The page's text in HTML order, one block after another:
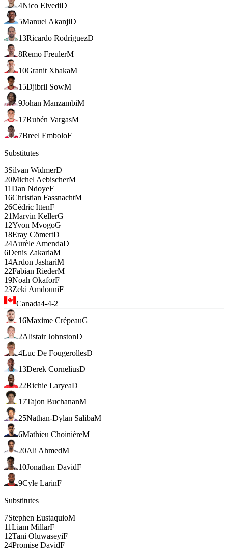
4Nico ElvediD
5Manuel AkanjiD
13Ricardo RodríguezD
8Remo FreulerM
10Granit XhakaM
15Djibril SowM
9Johan ManzambiM
17Rubén VargasM
7Breel EmboloF
Substitutes
3Silvan WidmerD
20Michel AebischerM
11Dan NdoyeF
16Christian FassnachtM
26Cédric IttenF
21Marvin KellerG
12Yvon MvogoG
18Eray CömertD
24Aurèle AmendaD
6Denis ZakariaM
14Ardon JashariM
22Fabian RiederM
19Noah OkaforF
23Zeki AmdouniF
Canada4-4-2
16Maxime CrépeauG
2Alistair JohnstonD
4Luc De FougerollesD
13Derek CorneliusD
22Richie LaryeaD
17Tajon BuchananM
25Nathan-Dylan SalibaM
6Mathieu ChoinièreM
20Ali AhmedM
10Jonathan DavidF
9Cyle LarinF
Substitutes
7Stephen EustaquioM
11Liam MillarF
12Tani OluwaseyiF
24Promise DavidF